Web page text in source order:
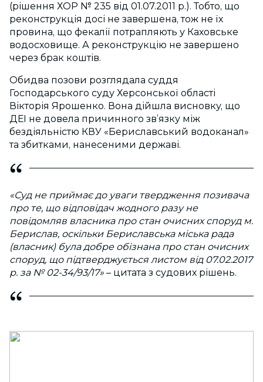
(рішення ХОР № 235 від 01.07.2011 р.). Тобто, що
реконструкція досі не завершена, тож не їх
провина, що фекалії потрапляють у Каховське
водосховище. А реконструкцію не завершено
через брак коштів.
Обидва позови розглядала суддя
Господарського суду Херсонської області
Вікторія Ярошенко. Вона дійшла висновку, що
ДЕІ не довела причинного зв’язку між
бездіяльністю КВУ «Бериславський водоканал»
та збитками, нанесеними державі.
«Суд не приймає до уваги твердження позивача
про те, що відповідач жодного разу не
повідомляв власника про стан очисних споруд м.
Берислав, оскільки Бериславська міська рада
(власник) була добре обізнана про стан очисних
споруд, що підтверджується листом від 07.02.2017
р. за № 02-34/93/17» – цитата з судових рішень.